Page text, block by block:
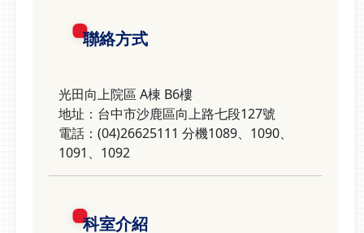
聯絡方式
光田向上院區 A棟 B6樓
地址：台中市沙鹿區向上路七段127號
電話：(04)26625111 分機1089、1090、
1091、1092
科室介紹